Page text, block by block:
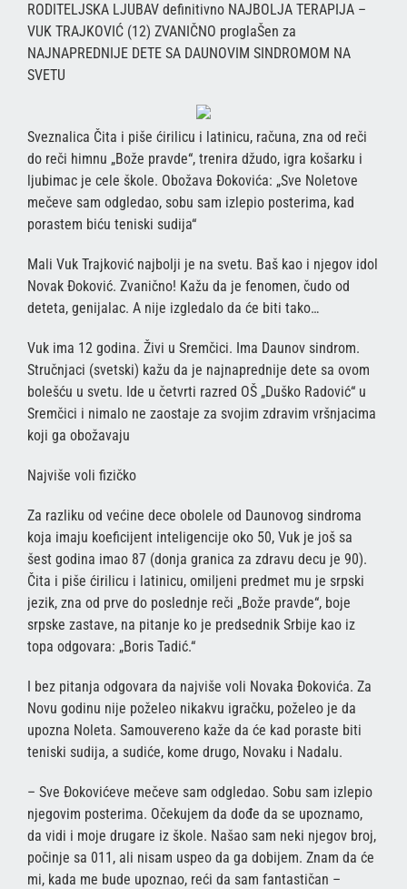
RODITELJSKA LJUBAV definitivno NAJBOLJA TERAPIJA –
VUK TRAJKOVIĆ (12) ZVANIČNO proglaŠen za
NAJNAPREDNIJE DETE SA DAUNOVIM SINDROMOM NA
SVETU
Sveznalica Čita i piše ćirilicu i latinicu, računa, zna od reči
do reči himnu „Bože pravde“, trenira džudo, igra košarku i
ljubimac je cele škole. Obožava Đokovića: „Sve Noletove
mečeve sam odgledao, sobu sam izlepio posterima, kad
porastem biću teniski sudija“
Mali Vuk Trajković najbolji je na svetu. Baš kao i njegov idol
Novak Đoković. Zvanično! Kažu da je fenomen, čudo od
deteta, genijalac. A nije izgledalo da će biti tako…
Vuk ima 12 godina. Živi u Sremčici. Ima Daunov sindrom.
Stručnjaci (svetski) kažu da je najnaprednije dete sa ovom
bolešću u svetu. Ide u četvrti razred OŠ „Duško Radović“ u
Sremčici i nimalo ne zaostaje za svojim zdravim vršnjacima
koji ga obožavaju
Najviše voli fizičko
Za razliku od većine dece obolele od Daunovog sindroma
koja imaju koeficijent inteligencije oko 50, Vuk je još sa
šest godina imao 87 (donja granica za zdravu decu je 90).
Čita i piše ćirilicu i latinicu, omiljeni predmet mu je srpski
jezik, zna od prve do poslednje reči „Bože pravde“, boje
srpske zastave, na pitanje ko je predsednik Srbije kao iz
topa odgovara: „Boris Tadić.“
I bez pitanja odgovara da najviše voli Novaka Đokovića. Za
Novu godinu nije poželeo nikakvu igračku, poželeo je da
upozna Noleta. Samouvereno kaže da će kad poraste biti
teniski sudija, a sudiće, kome drugo, Novaku i Nadalu.
– Sve Đokovićeve mečeve sam odgledao. Sobu sam izlepio
njegovim posterima. Očekujem da dođe da se upoznamo,
da vidi i moje drugare iz škole. Našao sam neki njegov broj,
počinje sa 011, ali nisam uspeo da ga dobijem. Znam da će
mi, kada me bude upoznao, reći da sam fantastičan –